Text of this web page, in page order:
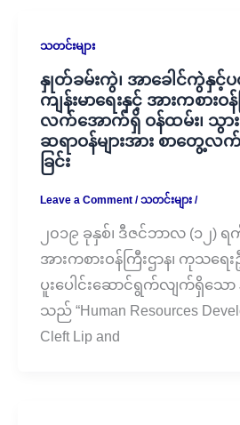
သတင်းများ
နှုတ်ခမ်းကွဲ၊ အာခေါင်ကွဲနှ
ကျန်းမာရေးနှင့် အားကစားဝန်
လက်အောက်ရှိ ဝန်ထမ်း၊ သွ
ဆရာဝန်များအား စာတွေ့လ
ခြင်း
Leave a Comment /သတင်းများ/
၂၀၁၉ ခုနှစ်၊ ဒီဇင်ဘာလ (၁၂) ရ
အားကစားဝန်ကြီးဌာန၊ ကုသရေး
ပူးပေါင်းဆောင်ရွက်လျက်ရှိသော
သည် “Human Resources
Cleft Lip and